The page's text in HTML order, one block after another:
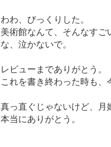
わわ、びっくりした。
美術館なんて、そんなすご
な、泣かないで。
レビューまでありがとう。
これを書き終わった時も、
真っ直ぐじゃないけど、月
本当にありがとう。